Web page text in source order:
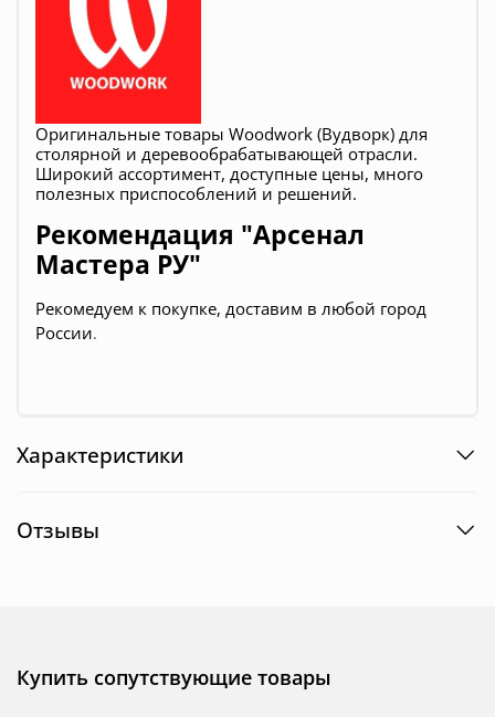
Оригинальные товары Woodwork (Вудворк) для
столярной и деревообрабатывающей отрасли.
Широкий ассортимент, доступные цены, много
полезных приспособлений и решений.
Рекомендация "Арсенал
Мастера РУ"
Рекомедуем к покупке, доставим в любой город
России.
Характеристики
Отзывы
Купить сопутствующие товары